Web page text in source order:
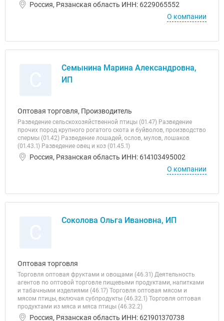
Россия, Рязанская область ИНН: 6229065552
О компании
Семынина Марина Александровна,
ИП
Оптовая торговля, Производитель
Разведение сельскохозяйственной птицы (01.47) Разведение
прочих пород крупного рогатого скота и буйволов, производство
спермы (01.42) Разведение лошадей, ослов, мулов, лошаков
(01.43.1) Разведение овец и коз (01.45.1)
Россия, Рязанская область ИНН: 614103495002
О компании
Соколова Ольга Ивановна, ИП
Оптовая торговля
Торговля оптовая фруктами и овощами (46.31) Деятельность
агентов по оптовой торговле пищевыми продуктами, напитками
и табачными изделиями (46.17) Торговля оптовая мясом и
мясом птицы, включая субпродукты (46.32.1) Торговля оптовая
продуктами из мяса и мяса птицы (46.32.2)
Россия, Рязанская область ИНН: 621901370738